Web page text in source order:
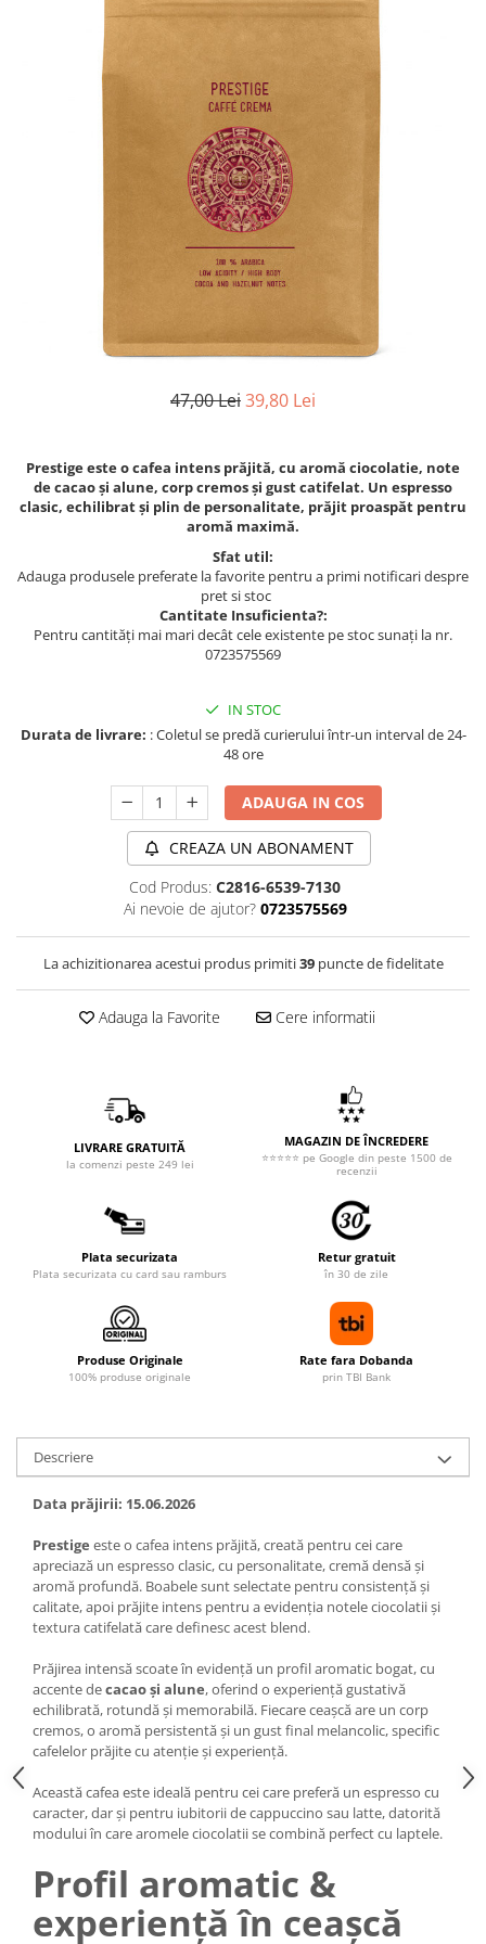
47,00 Lei39,80 Lei
Prestige este o cafea intens prăjită, cu aromă ciocolatie, note
de cacao și alune, corp cremos și gust catifelat. Un espresso
clasic, echilibrat și plin de personalitate, prăjit proaspăt pentru
aromă maximă.
Sfat util:
Adauga produsele preferate la favorite pentru a primi notificari despre
pret si stoc
Cantitate Insuficienta?:
Pentru cantități mai mari decât cele existente pe stoc sunați la nr.
0723575569
IN STOC
Durata de livrare: : Coletul se predă curierului într-un interval de 24-
48 ore
ADAUGA IN COS
CREAZA UN ABONAMENT
Cod Produs: C2816-6539-7130
Ai nevoie de ajutor? 0723575569
La achizitionarea acestui produs primiti39puncte de fidelitate
Adauga la Favorite Cere informatii
LIVRARE GRATUITĂ
la comenzi peste 249 lei
MAGAZIN DE ÎNCREDERE
⭐⭐⭐⭐⭐ pe Google din peste 1500 de
recenzii
Plata securizata
Plata securizata cu card sau ramburs
Retur gratuit
în 30 de zile
Produse Originale
100% produse originale
Rate fara Dobanda
prin TBI Bank
Descriere
Data prăjirii: 15.06.2026
Prestige este o cafea intens prăjită, creată pentru cei care
apreciază un espresso clasic, cu personalitate, cremă densă și
aromă profundă. Boabele sunt selectate pentru consistență și
calitate, apoi prăjite intens pentru a evidenția notele ciocolatii și
textura catifelată care definesc acest blend.
Prăjirea intensă scoate în evidență un profil aromatic bogat, cu
accente decacao și alune, oferind o experiență gustativă
echilibrată, rotundă și memorabilă. Fiecare ceașcă are un corp
cremos, o aromă persistentă și un gust final melancolic, specific
cafelelor prăjite cu atenție și experiență.
Această cafea este ideală pentru cei care preferă un espresso cu
caracter, dar și pentru iubitorii de cappuccino sau latte, datorită
modului în care aromele ciocolatii se combină perfect cu laptele.
Profil aromatic &
experiență în ceașcă